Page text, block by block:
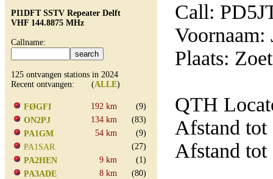
PI1DFT SSTV Repeater Delft
VHF 144.8875 MHz
Callname:
125 ontvangen stations in 2024
Recent ontvangen: (ALLE)
FØGFI 192 km
(9)
ON2PJ
134 km
(83)
PA1GM
54 km
(9)
PA1SAR
(27)
PA2HEN
9 km
(1)
PA3ADE
8 km
(80)
Call:
Voornaam:
Plaats:
QTH
Afstand tot
Afstand tot